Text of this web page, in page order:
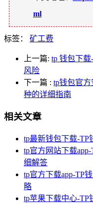
ml
标签： 矿工费
上一篇: tp 钱包下
风险
下一篇 : tp钱包官
种的详细指南
相关文章
tp最新钱包下载-TP
tp官方网站下载
细解答
tp官方下载app-TP
略
tp苹果下载中心-TP